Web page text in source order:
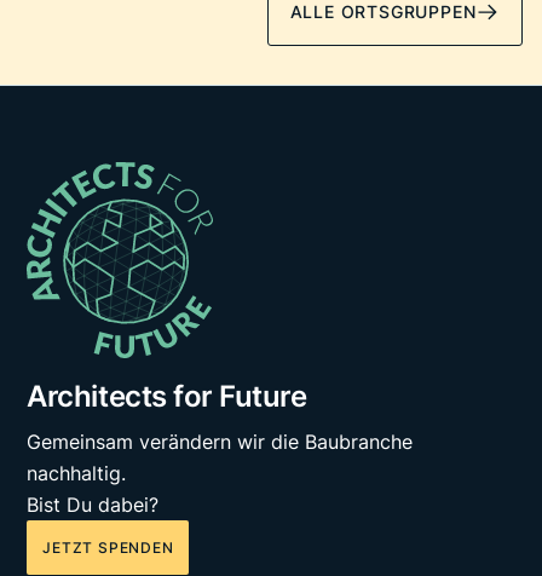
ALLE ORTSGRUPPEN
Architects for Future
Gemeinsam verändern wir die Baubranche
nachhaltig.
Bist Du dabei?
JETZT SPENDEN